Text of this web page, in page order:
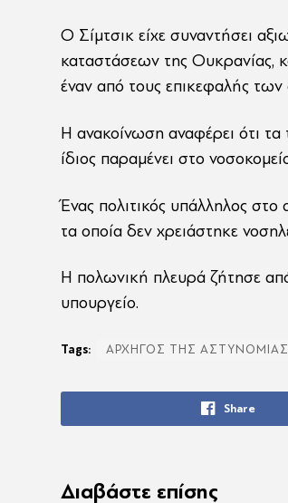
Ο Σίμτσικ είχε συναντήσει
καταστάσεων της Ουκρανίας,
έναν από τους επικεφαλής
Η ανακοίνωση αναφέρει ότι τα
ίδιος παραμένει στο
Ένας πολιτικός υπάλληλος στο
τα οποία δεν χρειάστηκε
Η πολωνική πλευρά ζήτησε
υπουργείο.
Tags: ΑΡΧΗΓΟΣ ΤΗΣ ΑΣΤΥΝΟΜΙΑΣ
Share
Διαβάστε επίσης